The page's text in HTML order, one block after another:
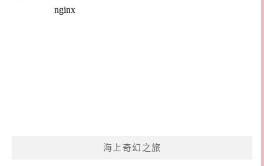
海上奇幻之旅